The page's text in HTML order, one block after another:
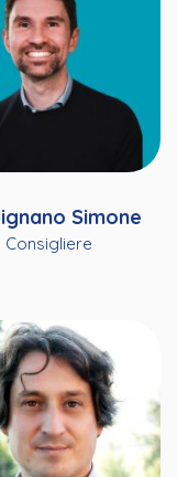
Simone
Consigliere